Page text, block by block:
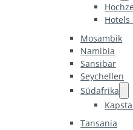
Mosambik
Namibia
Sansibar
Seychellen
Südafrika
Tansania